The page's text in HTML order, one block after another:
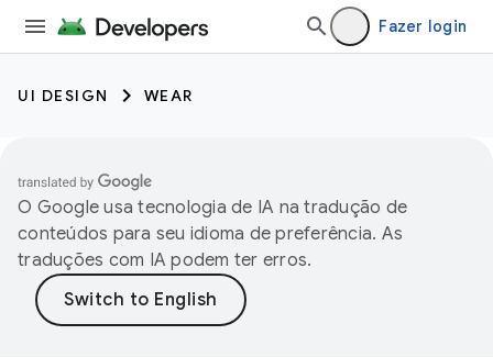
Fazer login
UI DESIGN WEAR
O Google usa tecnologia de IA na tradução de
conteúdos para seu idioma de preferência. As
traduções com IA podem ter erros.